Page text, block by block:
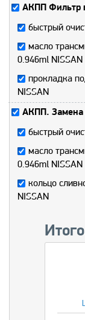
АКПП Фильтр
быстрый
масло
0.946ml NISSAN
прокладка
NISSAN
АКПП. Замена
быстрый
масло
0.946ml NISSAN
кольцо
NISSAN